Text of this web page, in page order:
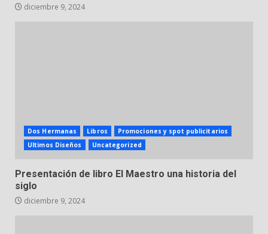
diciembre 9, 2024
Dos Hermanas Libros
Promociones y spot publicitarios
Ultimos Diseños
Uncategorized
Presentación de libro El Maestro una historia del
siglo
diciembre 9, 2024